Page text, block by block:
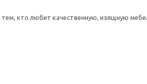
кто любит качественную, изящную